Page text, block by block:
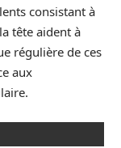
consistant à
tête aident à
régulière de ces
aux